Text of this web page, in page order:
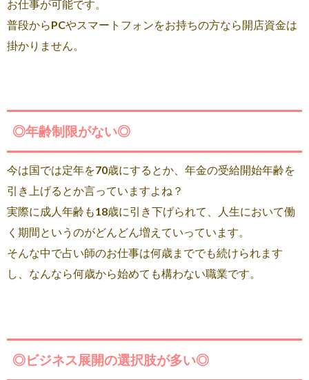
お仕事が可能です。
普段からPCやスマートフォンをお持ちの方なら開店資金は
掛かりません。
◎年齢制限がない◎
今は国では定年を70歳にするとか、年金の受給開始年齢を
引き上げるとか言っていますよね？
実際に成人年齢も18歳に引き下げられて、人生において働
く期間というのがどんどん増えていっています。
そんな中で占い師のお仕事は何歳まででも続けられます
し、なんなら何歳から始めても構わない職業です。
◎ビジネス展開の選択肢が多い◎